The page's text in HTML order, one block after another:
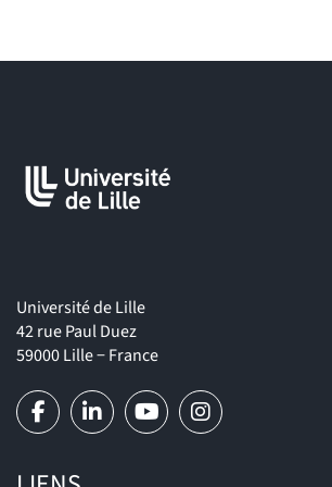
Université de Lille
42 rue Paul Duez
59000 Lille − France